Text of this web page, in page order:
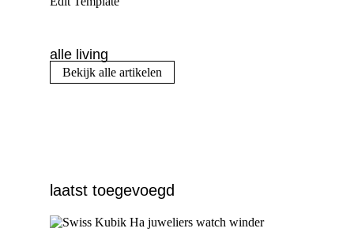
alle living
Bekijk alle artikelen
laatst toegevoegd